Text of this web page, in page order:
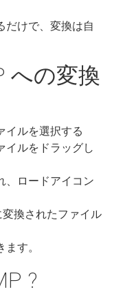
だけで、変換は自
への変換
イルを選択する
イルをドラッグし
、ロードアイコン
変換されたファイル
す。
?